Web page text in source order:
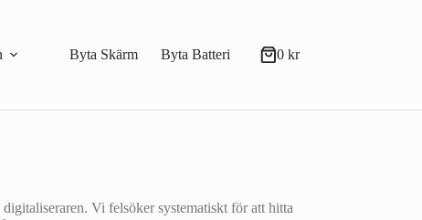
Byta Skärm Byta Batteri Varukorg
0 kr
Vi felsöker systematiskt för att hitta